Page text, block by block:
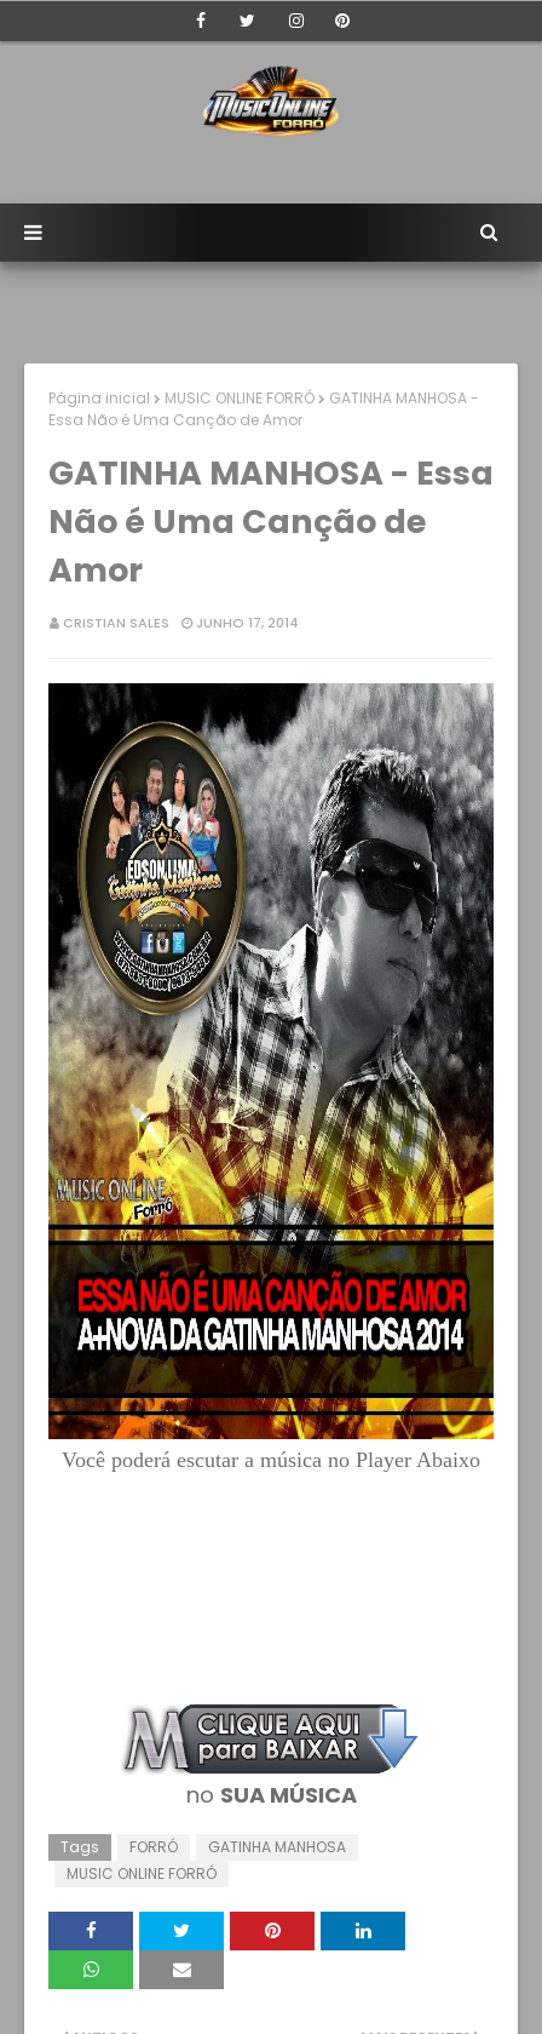
Página inicial MUSIC ONLINE FORRÓ
GATINHA MANHOSA -
Essa Não é Uma Canção de Amor
GATINHA MANHOSA - Essa
Não é Uma Canção de
Amor
CRISTIAN SALES JUNHO 17, 2014
Você poderá escutar a música no Player Abaixo
no SUA MÚSICA
Tags FORRÓ
GATINHA MANHOSA
MUSIC ONLINE FORRÓ